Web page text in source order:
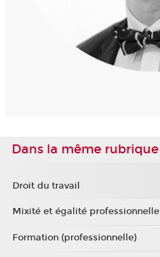
Dans la même rubrique
Droit du travail
Mixité et égalité professionnelle
Formation (professionnelle)